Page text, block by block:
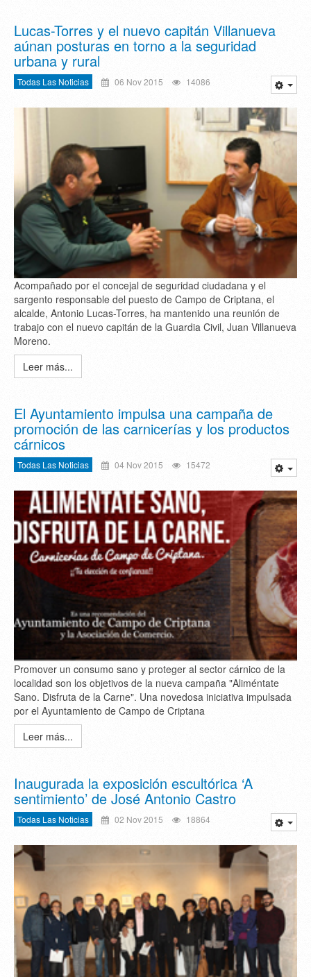
Lucas-Torres y el nuevo capitán Villanueva
aúnan posturas en torno a la seguridad
urbana y rural
Todas Las Noticias 06 Nov 2015 14086
Acompañado por el concejal de seguridad ciudadana y el
sargento responsable del puesto de Campo de Criptana, el
alcalde, Antonio Lucas-Torres, ha mantenido una reunión de
trabajo con el nuevo capitán de la Guardia Civil, Juan Villanueva
Moreno.
Leer más...
El Ayuntamiento impulsa una campaña de
promoción de las carnicerías y los productos
cárnicos
Todas Las Noticias 04 Nov 2015 15472
Promover un consumo sano y proteger al sector cárnico de la
localidad son los objetivos de la nueva campaña "Aliméntate
Sano. Disfruta de la Carne". Una novedosa iniciativa impulsada
por el Ayuntamiento de Campo de Criptana
Leer más...
Inaugurada la exposición escultórica ‘A
sentimiento’ de José Antonio Castro
Todas Las Noticias 02 Nov 2015 18864